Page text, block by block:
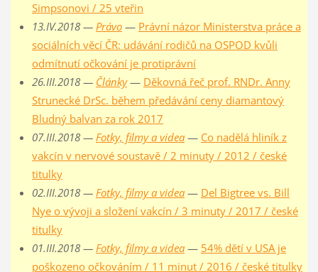
Simpsonovi / 25 vteřin
13.IV.2018 — Právo— Právní názor Ministerstva práce a
sociálních věcí ČR: udávání rodičů na OSPOD kvůli
odmítnutí očkování je protiprávní
26.III.2018 — Články— Děkovná řeč prof. RNDr. Anny
Strunecké DrSc. během předávání ceny diamantový
Bludný balvan za rok 2017
07.III.2018 — Fotky, filmy a videa— Co nadělá hliník z
vakcín v nervové soustavě / 2 minuty / 2012 / české
titulky
02.III.2018 — Fotky, filmy a videa— Del Bigtree vs. Bill
Nye o vývoji a složení vakcín / 3 minuty / 2017 / české
titulky
01.III.2018 — Fotky, filmy a videa— 54% dětí v USA je
poškozeno očkováním / 11 minut / 2016 / české titulky